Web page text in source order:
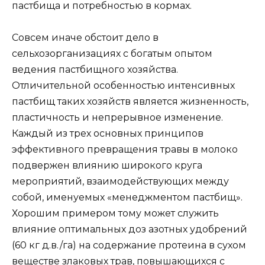
пастбища и потребностью в кормах.
Совсем иначе обстоит дело в
сельхозорганизациях с богатым опытом
ведения пастбищного хозяйства.
Отличительной особенностью интенсивных
пастбищ таких хозяйств является жизненность,
пластичность и непрерывное изменение.
Каждый из трех основных принципов
эффективного превращения травы в молоко
подвержен влиянию широкого круга
мероприятий, взаимодействующих между
собой, именуемых «менеджментом пастбищ».
Хорошим примером тому может служить
влияние оптимальных доз азотных удобрений
(60 кг д.в./га) на содержание протеина в сухом
веществе злаковых трав, повышающихся с